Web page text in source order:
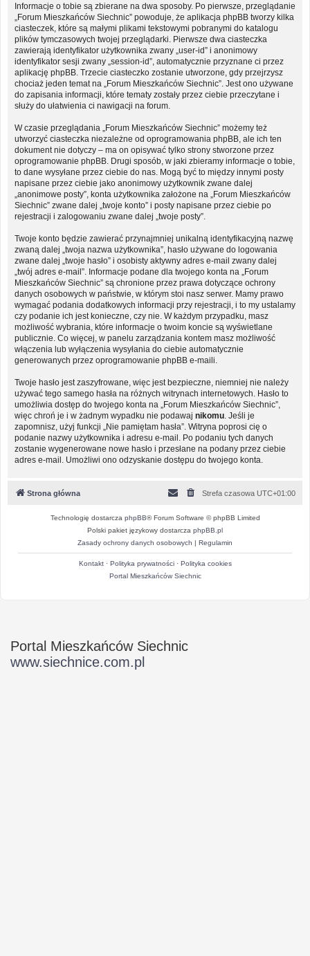
Informacje o tobie są zbierane na dwa sposoby. Po pierwsze, przeglądanie
„Forum Mieszkańców Siechnic” powoduje, że aplikacja phpBB tworzy kilka
ciasteczek, które są małymi plikami tekstowymi pobranymi do katalogu
plików tymczasowych twojej przeglądarki. Pierwsze dwa ciasteczka
zawierają identyfikator użytkownika zwany „user-id” i anonimowy
identyfikator sesji zwany „session-id”, automatycznie przyznane ci przez
aplikację phpBB. Trzecie ciasteczko zostanie utworzone, gdy przejrzysz
chociaż jeden temat na „Forum Mieszkańców Siechnic”. Jest ono używane
do zapisania informacji, które tematy zostały przez ciebie przeczytane i
służy do ułatwienia ci nawigacji na forum.
W czasie przeglądania „Forum Mieszkańców Siechnic” możemy też
utworzyć ciasteczka niezależne od oprogramowania phpBB, ale ich ten
dokument nie dotyczy – ma on opisywać tylko strony stworzone przez
oprogramowanie phpBB. Drugi sposób, w jaki zbieramy informacje o tobie,
to dane wysyłane przez ciebie do nas. Mogą być to między innymi posty
napisane przez ciebie jako anonimowy użytkownik zwane dalej
„anonimowe posty”, konta użytkownika założone na „Forum Mieszkańców
Siechnic” zwane dalej „twoje konto” i posty napisane przez ciebie po
rejestracji i zalogowaniu zwane dalej „twoje posty”.
Twoje konto będzie zawierać przynajmniej unikalną identyfikacyjną nazwę
zwaną dalej „twoja nazwa użytkownika”, hasło używane do logowania
zwane dalej „twoje hasło” i osobisty aktywny adres e-mail zwany dalej
„twój adres e-mail”. Informacje podane dla twojego konta na „Forum
Mieszkańców Siechnic” są chronione przez prawa dotyczące ochrony
danych osobowych w państwie, w którym stoi nasz serwer. Mamy prawo
wymagać podania dodatkowych informacji przy rejestracji, i to my ustalamy
czy podanie ich jest konieczne, czy nie. W każdym przypadku, masz
możliwość wybrania, które informacje o twoim koncie są wyświetlane
publicznie. Co więcej, w panelu zarządzania kontem masz możliwość
włączenia lub wyłączenia wysyłania do ciebie automatycznie
generowanych przez oprogramowanie phpBB e-maili.
Twoje hasło jest zaszyfrowane, więc jest bezpieczne, niemniej nie należy
używać tego samego hasła na różnych witrynach internetowych. Hasło to
umożliwia dostęp do twojego konta na „Forum Mieszkańców Siechnic”,
więc chroń je i w żadnym wypadku nie podawaj nikomu . Jeśli je
zapomnisz, użyj funkcji „Nie pamiętam hasła”. Witryna poprosi cię o
podanie nazwy użytkownika i adresu e-mail. Po podaniu tych danych
zostanie wygenerowane nowe hasło i przesłane na podany przez ciebie
adres e-mail. Umożliwi ono odzyskanie dostępu do twojego konta.
Strona główna Strefa czasowa UTC+01:00
Technologię dostarcza phpBB® Forum Software © phpBB Limited
Polski pakiet językowy dostarcza phpBB.pl
Zasady ochrony danych osobowych | Regulamin
Kontakt· Polityka prywatności· Polityka cookies
Portal Mieszkańców Siechnic
Portal Mieszkańców Siechnic
www.siechnice.com.pl